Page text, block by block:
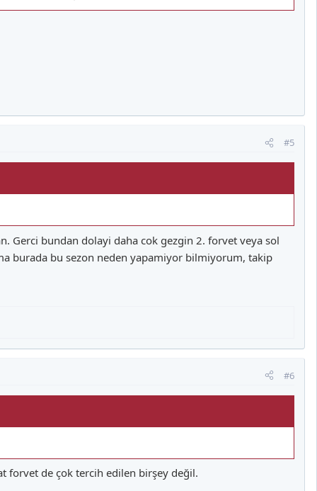
#5
Gerci bundan dolayi daha cok gezgin 2. forvet veya sol
burada bu sezon neden yapamiyor bilmiyorum, takip
#6
forvet de çok tercih edilen birşey değil.